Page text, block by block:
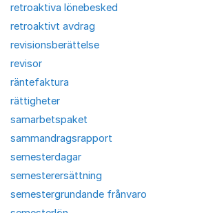
retroaktiva lönebesked
retroaktivt avdrag
revisionsberättelse
revisor
räntefaktura
rättigheter
samarbetspaket
sammandragsrapport
semesterdagar
semesterersättning
semestergrundande frånvaro